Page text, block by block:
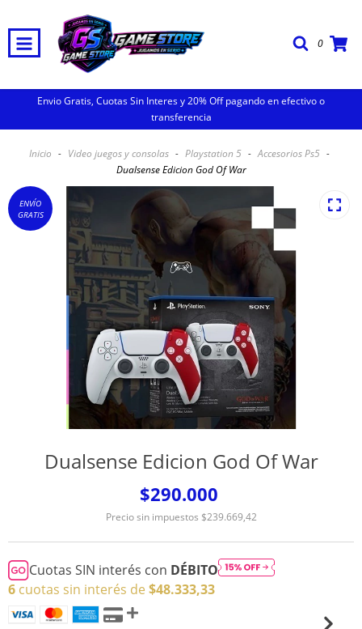
0
Envio Gratis, Cuotas Sin Interes y 20% Off pagando en efectivo o
transferencia
Inicio - Video juegos y consolas - Playstation 5 - Accesorios Ps5 -
Dualsense Edicion God Of War
ENVÍO
GRATIS
Dualsense Edicion God Of War
$290.000
Precio sin impuestos $239.669,42
Cuotas SIN interés con DÉBITO
6 cuotas sin interés de $48.333,33